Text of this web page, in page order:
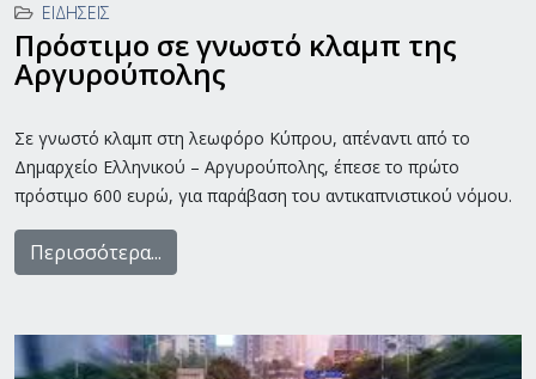
ΕΙΔΉΣΕΙΣ
Πρόστιμο σε γνωστό κλαμπ της
Αργυρούπολης
Σε γνωστό κλαμπ στη λεωφόρο Κύπρου, απέναντι από το
Δημαρχείο Ελληνικού – Αργυρούπολης, έπεσε το πρώτο
πρόστιμο 600 ευρώ, για παράβαση του αντικαπνιστικού νόμου.
Περισσότερα...